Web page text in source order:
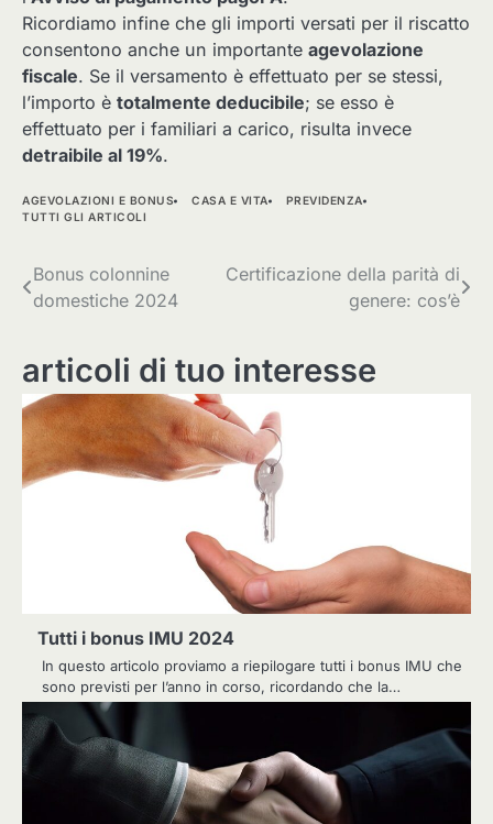
Ricordiamo infine che gli importi versati per il riscatto
consentono anche un importante agevolazione
fiscale. Se il versamento è effettuato per se stessi,
l’importo è totalmente deducibile; se esso è
effettuato per i familiari a carico, risulta invece
detraibile al 19%.
AGEVOLAZIONI E BONUS CASA E VITA
PREVIDENZA
TUTTI GLI ARTICOLI
Navigazione
Bonus colonnine
domestiche 2024
Certificazione della parità di
genere: cos’è
articoli di tuo interesse
Tutti i bonus IMU 2024
In questo articolo proviamo a riepilogare tutti i bonus IMU che
sono previsti per l’anno in corso, ricordando che la…